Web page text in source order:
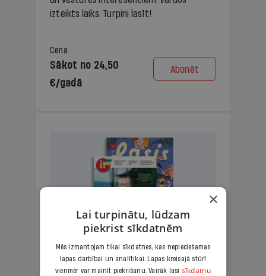
izteikts laiks. Turpini lasīt!
Cena
Sākot no 24,50
€/gadā
Abonēt
KOMPLEKTS IR + LASIS
×
Lai turpinātu, lūdzam
piekrist sīkdatnēm
Mēs izmantojam tikai sīkdatnes, kas nepieciešamas
lapas darbībai un analītikai. Lapas kreisajā stūrī
vienmēr var mainīt piekrišanu. Vairāk lasi sīkdatņu